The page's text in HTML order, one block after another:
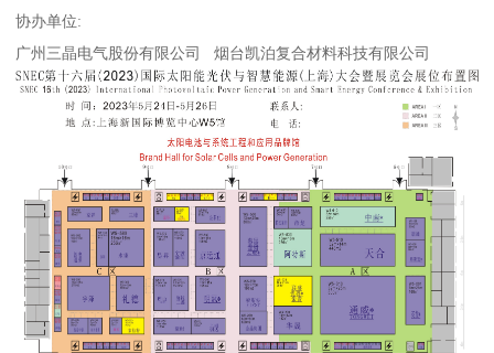
协办单位:
广州三晶电气股份有限公司 烟台凯泊复合材料科技有限公司